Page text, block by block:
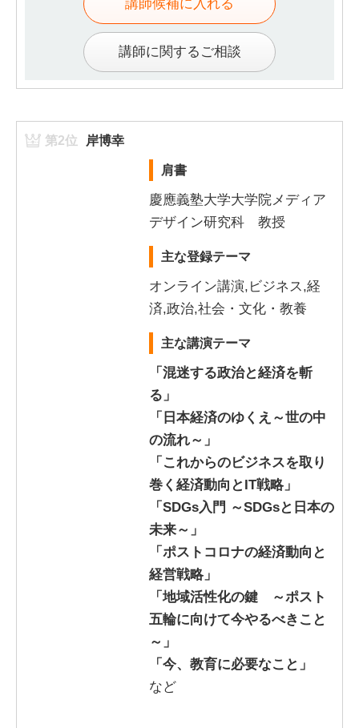
講師候補に入れる
講師に関するご相談
第2位 岸博幸
肩書
慶應義塾大学大学院メディア
デザイン研究科 教授
主な登録テーマ
オンライン講演,ビジネス,経
済,政治,社会・文化・教養
主な講演テーマ
「混迷する政治と経済を斬
る」
「日本経済のゆくえ～世の中
の流れ～」
「これからのビジネスを取り
巻く経済動向とIT戦略」
「SDGs入門 ～SDGsと日本の
未来～」
「ポストコロナの経済動向と
経営戦略」
「地域活性化の鍵 ～ポスト
五輪に向けて今やるべきこと
～」
「今、教育に必要なこと」
など